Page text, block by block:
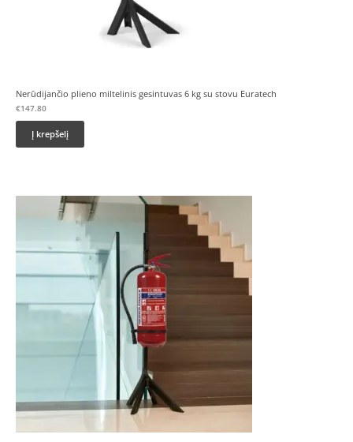
Nerūdijančio plieno miltelinis gesintuvas 6 kg su stovu Euratech
€147.80
Į krepšelį